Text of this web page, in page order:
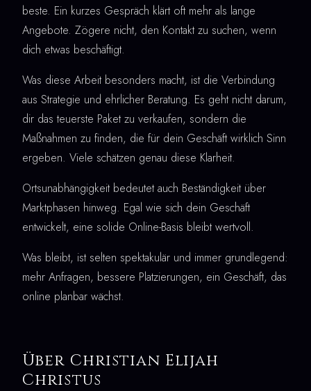
beste. Ein kurzes Gespräch klärt oft mehr als lange
Angebote. Zögere nicht, den Kontakt zu suchen, wenn
dich etwas beschäftigt.
Was diese Arbeit besonders macht, ist die Verbindung
aus Strategie und ehrlicher Beratung. Es geht nicht darum,
dir das teuerste Paket zu verkaufen, sondern die
Maßnahmen zu finden, die für dein Geschäft wirklich Sinn
ergeben. Viele schätzen genau diese Klarheit.
Ortsunabhängigkeit bedeutet auch Beständigkeit über
Marktphasen hinweg. Egal wie sich dein Geschäft
entwickelt, eine solide Online-Basis bleibt wertvoll.
Was bleibt, ist selten spektakulär und immer grundlegend:
mehr Anfragen, bessere Platzierungen, ein Geschäft, das
online planbar wächst.
Über Christian Elijah
Christus